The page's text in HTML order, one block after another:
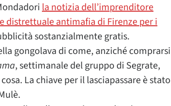
la notizia dell’imprenditore
distrettuale antimafia di Firenze per i
sostanzialmente gratis.
gongolava di come, anziché comprarsi
, settimanale del gruppo di Segrate,
La chiave per il lasciapassare è stato